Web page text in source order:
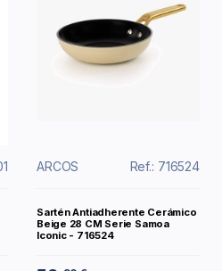
ARCOS Ref.: 716524
Sartén Antiadherente Cerámico
Beige 28 CM Serie Samoa
Iconic - 716524